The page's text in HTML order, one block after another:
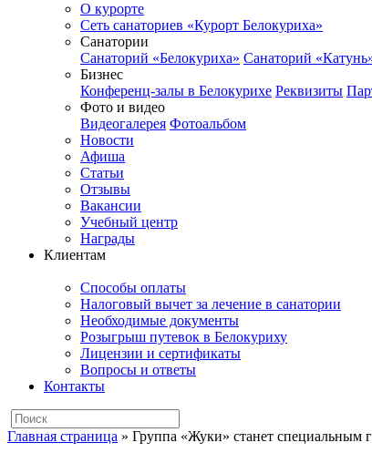
О курорте
Сеть санаториев «Курорт Белокуриха»
Санатории
Санаторий «Белокуриха» Санаторий
Бизнес
Конференц-залы в Белокурихе Реквизиты
Фото и видео
Видеогалерея Фотоальбом
Новости
Афиша
Статьи
Отзывы
Вакансии
Учебный центр
Награды
Клиентам
Способы оплаты
Налоговый вычет за лечение в санатории
Необходимые документы
Розыгрыш путевок в Белокуриху
Лицензии и сертификаты
Вопросы и ответы
Контакты
Главная страница » Группа «Жуки» станет специальным